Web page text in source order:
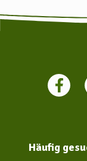
1111 vorab
Häufig